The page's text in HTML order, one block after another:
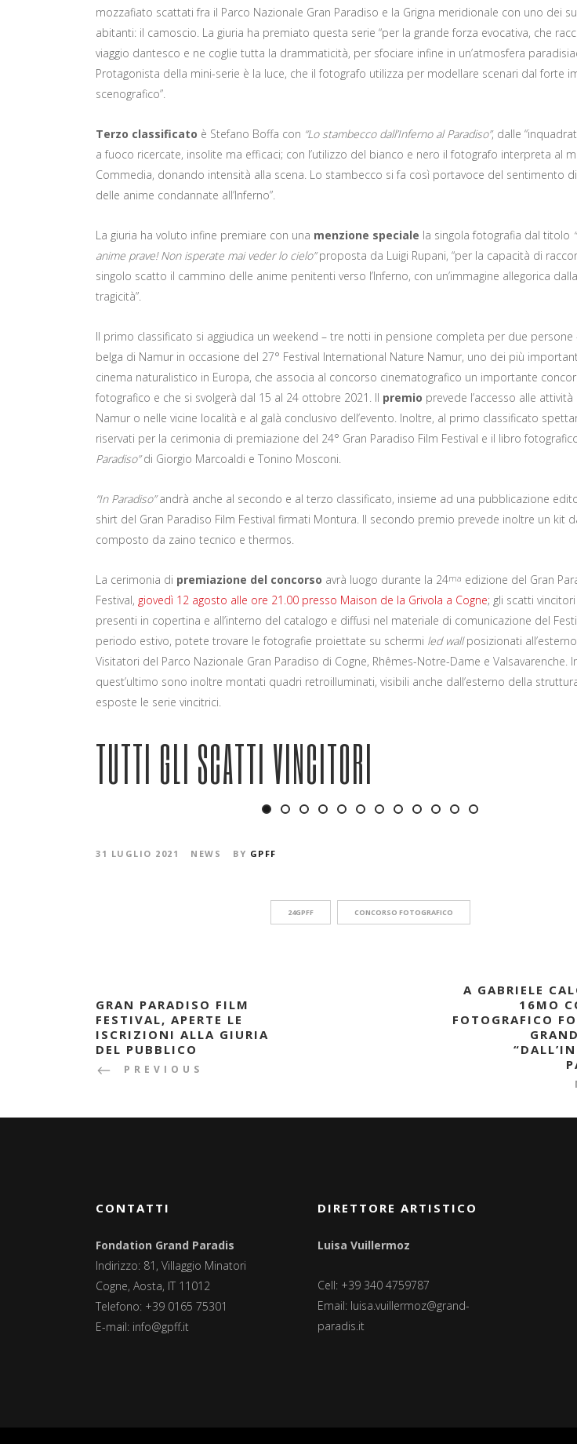
mozzafiato scattati fra il Parco Nazionale Gran Paradiso e la Grigna meridionale con uno dei
abitanti: il camoscio. La giuria ha premiato questa serie “per la grande forza evocativa, che
viaggio dantesco e ne coglie tutta la drammaticità, per sfociare infine in un’atmosfera
Protagonista della mini-serie è la luce, che il fotografo utilizza per modellare scenari dal forte
scenografico”.
Terzo classificato è Stefano Boffa con “Lo stambecco dall’Inferno al Paradiso”, dalle
a fuoco ricercate, insolite ma efficaci; con l’utilizzo del bianco e nero il fotografo interpreta al
Commedia, donando intensità alla scena. Lo stambecco si fa così portavoce del sentimento
delle anime condannate all’Inferno”.
La giuria ha voluto infine premiare con una menzione speciale la singola fotografia dal titolo
anime prave! Non isperate mai veder lo cielo”proposta da Luigi Rupani, “per la capacità di
singolo scatto il cammino delle anime penitenti verso l’Inferno, con un’immagine allegorica
tragicità”.
Il primo classificato si aggiudica un weekend – tre notti in pensione completa per due persone
belga di Namur in occasione del 27° Festival International Nature Namur, uno dei più
cinema naturalistico in Europa, che associa al concorso cinematografico un importante
fotografico e che si svolgerà dal 15 al 24 ottobre 2021. Il premio prevede l’accesso alle
Namur o nelle vicine località e al galà conclusivo dell’evento. Inoltre, al primo classificato
riservati per la cerimonia di premiazione del 24° Gran Paradiso Film Festival e il libro
Paradiso”di Giorgio Marcoaldi e Tonino Mosconi.
“In Paradiso”andrà anche al secondo e al terzo classificato, insieme ad una pubblicazione
shirt del Gran Paradiso Film Festival firmati Montura. Il secondo premio prevede inoltre un kit
composto da zaino tecnico e thermos.
La cerimonia di premiazione del concorso avrà luogo durante la 24ma edizione del Gran
Festival, giovedì 12 agosto alle ore 21.00 presso Maison de la Grivola a Cogne; gli scatti
presenti in copertina e all’interno del catalogo e diffusi nel materiale di comunicazione del
periodo estivo, potete trovare le fotografie proiettate su schermi led wallposizionati
Visitatori del Parco Nazionale Gran Paradiso di Cogne, Rhêmes-Notre-Dame e Valsavarenche.
quest’ultimo sono inoltre montati quadri retroilluminati, visibili anche dall’esterno della
esposte le serie vincitrici.
TUTTI GLI SCATTI VINCITORI
31 LUGLIO 2021 NEWS BY GPFF
24GPFF CONCORSO FOTOGRAFICO
GRAN PARADISO FILM
FESTIVAL, APERTE LE
ISCRIZIONI ALLA GIURIA
DEL PUBBLICO
PREVIOUS
A GABRIELE
16MO
FOTOGRAFICO
CONTATTI
Fondation Grand Paradis
Indirizzo: 81, Villaggio Minatori
Cogne, Aosta, IT 11012
Telefono: +39 0165 75301
E-mail: info@gpff.it
DIRETTORE ARTISTICO
Luisa Vuillermoz
Cell: +39 340 4759787
Email: luisa.vuillermoz@grand-
paradis.it